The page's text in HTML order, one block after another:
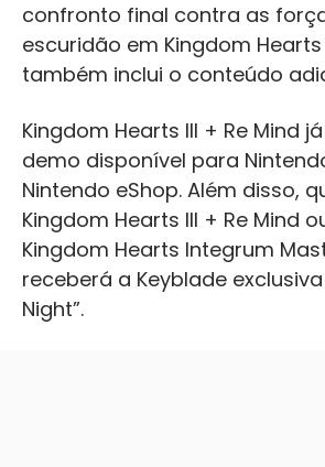
confronto final contra as
escuridão em Kingdom Hearts
também inclui o conteúdo
Kingdom Hearts III + Re Mind
demo disponível para
Nintendo eShop. Além disso,
Kingdom Hearts III + Re Mind
Kingdom Hearts Integrum
receberá a Keyblade
Night”.